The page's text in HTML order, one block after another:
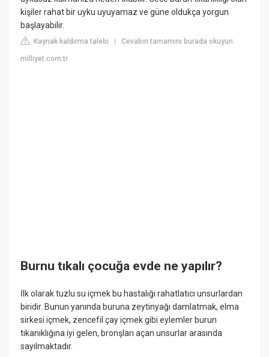
kişiler rahat bir uyku uyuyamaz ve güne oldukça yorgun
başlayabilir.
Kaynak kaldırma talebi |Cevabın tamamını burada okuyun:
milliyet.com.tr
Burnu tıkalı çocuğa evde ne yapılır?
İlk olarak tuzlu su içmek bu hastalığı rahatlatıcı unsurlardan
biridir. Bunun yanında buruna zeytinyağı damlatmak, elma
sirkesi içmek, zencefil çay içmek gibi eylemler burun
tıkanıklığına iyi gelen, bronşları açan unsurlar arasında
sayılmaktadır.